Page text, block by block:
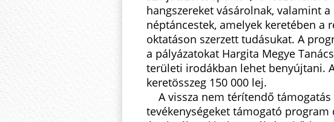
hangszereket vásárolnak, valamint
néptáncestek, amelyek keretében a
oktatáson szerzett tudásukat. A
a pályázatokat Hargita Megye
területi irodákban lehet benyújtani.
keretösszeg 150 000 lej.
A vissza nem térítendő
tevékenységeket támogató